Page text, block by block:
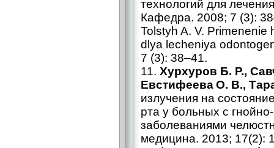
технологий для
Кафедра. 2008; 7 (3):
Tolstyh A. V.
dlya lecheniya
7 (3): 38–41.
11. Хурхуров Б. Р.,
Евстифеева О. В.,
излучения на
рта у больных с
заболеваниями
медицина. 2013; 17(2):